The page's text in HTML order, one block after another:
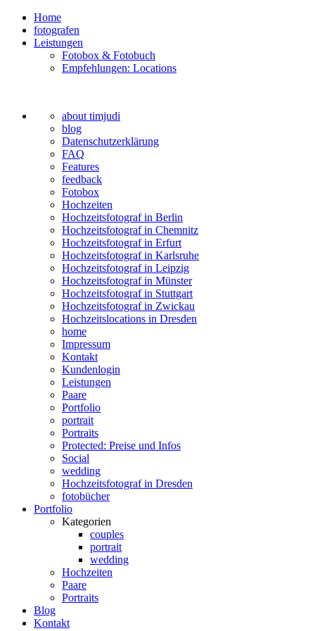
Home
fotografen
Leistungen
Fotobox & Fotobuch
Empfehlungen: Locations
about timjudi
blog
Datenschutzerklärung
FAQ
Features
feedback
Fotobox
Hochzeiten
Hochzeitsfotograf in Berlin
Hochzeitsfotograf in Chemnitz
Hochzeitsfotograf in Erfurt
Hochzeitsfotograf in Karlsruhe
Hochzeitsfotograf in Leipzig
Hochzeitsfotograf in Münster
Hochzeitsfotograf in Stuttgart
Hochzeitsfotograf in Zwickau
Hochzeitslocations in Dresden
home
Impressum
Kontakt
Kundenlogin
Leistungen
Paare
Portfolio
portrait
Portraits
Protected: Preise und Infos
Social
wedding
Hochzeitsfotograf in Dresden
fotobücher
Portfolio
Kategorien
couples
portrait
wedding
Hochzeiten
Paare
Portraits
Blog
Kontakt